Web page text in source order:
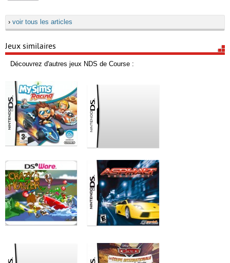
› voir tous les articles
Jeux similaires
Découvrez d'autres jeux NDS de Course :